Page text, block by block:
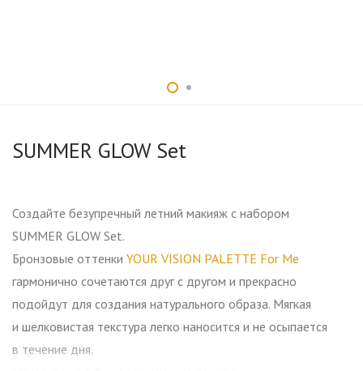
SUMMER GLOW Set
Создайте безупречный летний макияж с набором
SUMMER GLOW Set.
Бронзовые оттенки YOUR VISION PALETTE For Me
гармонично сочетаются друг с другом и прекрасно
подойдут для создания натурального образа. Мягкая
и шелковистая текстура легко наносится и не осыпается
в течение дня.